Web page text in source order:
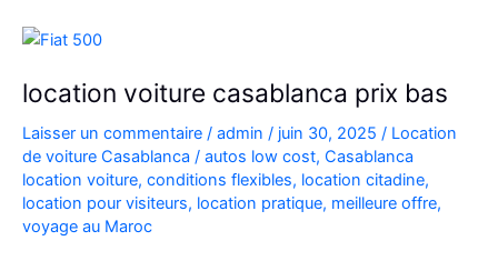
location voiture casablanca prix bas
Laisser un commentaire / admin / juin 30, 2025 / Location
de voiture Casablanca / autos low cost, Casablanca
location voiture, conditions flexibles, location citadine,
location pour visiteurs, location pratique, meilleure offre,
voyage au Maroc